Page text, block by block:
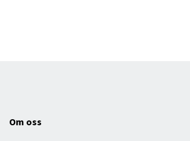
Om oss